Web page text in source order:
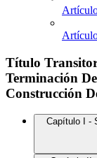
Título
Terminación
Construcción
Capítulo I -